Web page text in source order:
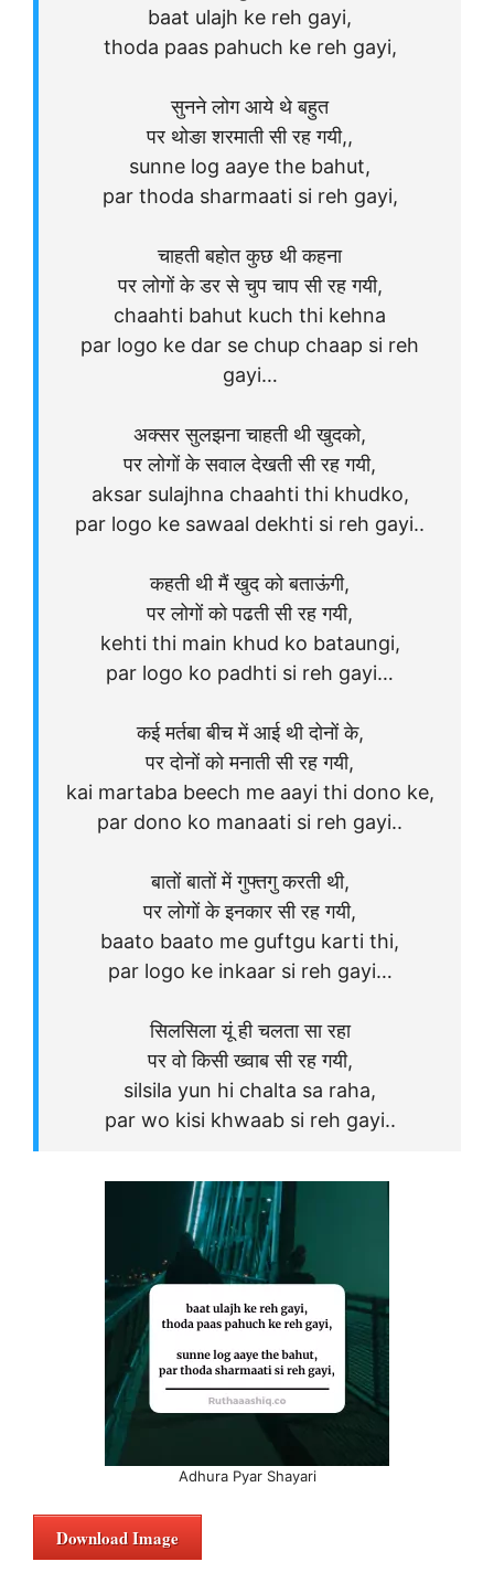
baat ulajh ke reh gayi,
thoda paas pahuch ke reh gayi,
सुनने लोग आये थे बहुत
पर थोङा शरमाती सी रह गयी,,
sunne log aaye the bahut,
par thoda sharmaati si reh gayi,
चाहती बहोत कुछ थी कहना
पर लोगों के डर से चुप चाप सी रह गयी,
chaahti bahut kuch thi kehna
par logo ke dar se chup chaap si reh
gayi…
अक्सर सुलझना चाहती थी खुदको,
पर लोगों के सवाल देखती सी रह गयी,
aksar sulajhna chaahti thi khudko,
par logo ke sawaal dekhti si reh gayi..
कहती थी मैं खुद को बताऊंगी,
पर लोगों को पढती सी रह गयी,
kehti thi main khud ko bataungi,
par logo ko padhti si reh gayi…
कई मर्तबा बीच में आई थी दोनों के,
पर दोनों को मनाती सी रह गयी,
kai martaba beech me aayi thi dono ke,
par dono ko manaati si reh gayi..
बातों बातों में गुफ्तगु करती थी,
पर लोगों के इनकार सी रह गयी,
baato baato me guftgu karti thi,
par logo ke inkaar si reh gayi…
सिलसिला यूं ही चलता सा रहा
पर वो किसी ख्वाब सी रह गयी,
silsila yun hi chalta sa raha,
par wo kisi khwaab si reh gayi..
Adhura Pyar Shayari
Download Image